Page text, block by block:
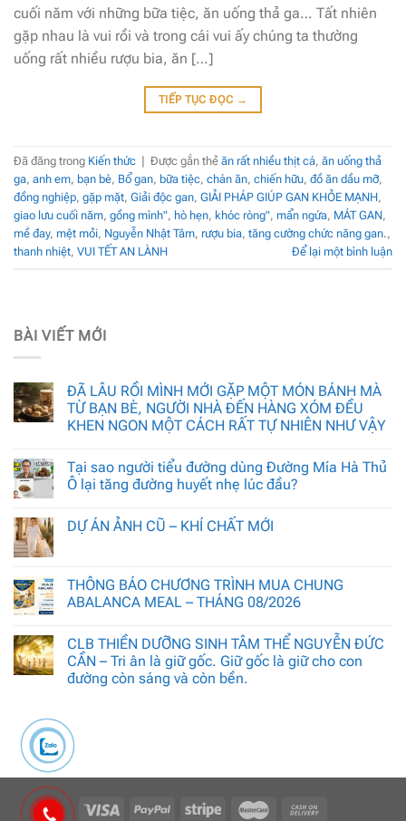
cuối năm với những bữa tiệc, ăn uống thả ga… Tất nhiên
gặp nhau là vui rồi và trong cái vui ấy chúng ta thường
uống rất nhiều rượu bia, ăn […]
TIẾP TỤC ĐỌC →
Đã đăng trong Kiến thức Được gắn thẻ ăn rất nhiều thịt cá, ăn uống thả
ga, anh em, bạn bè, Bổ gan, bữa tiệc, chán ăn, chiến hữu, đồ ăn dầu mỡ,
đồng nghiệp, gặp mặt, Giải độc gan, GIẢI PHÁP GIÚP GAN KHỎE MẠNH,
giao lưu cuối năm, gồng mình", hò hẹn, khóc ròng", mẩn ngứa, MÁT GAN,
mề đay, mệt mỏi, Nguyễn Nhật Tâm, rượu bia, tăng cường chức năng gan.,
thanh nhiệt, VUI TẾT AN LÀNH Để lại một bình luận
BÀI VIẾT MỚI
ĐÃ LÂU RỒI MÌNH MỚI GẶP MỘT MÓN BÁNH MÀ
TỪ BẠN BÈ, NGƯỜI NHÀ ĐẾN HÀNG XÓM ĐỀU
KHEN NGON MỘT CÁCH RẤT TỰ NHIÊN NHƯ VẬY
Tại sao người tiểu đường dùng Đường Mía Hà Thủ
Ô lại tăng đường huyết nhẹ lúc đầu?
DỰ ÁN ẢNH CŨ – KHÍ CHẤT MỚI
THÔNG BÁO CHƯƠNG TRÌNH MUA CHUNG
ABALANCA MEAL – THÁNG 08/2026
CLB THIỀN DƯỠNG SINH TÂM THỂ NGUYỄN ĐỨC
CẦN – Tri ân là giữ gốc. Giữ gốc là giữ cho con
đường còn sáng và còn bền.